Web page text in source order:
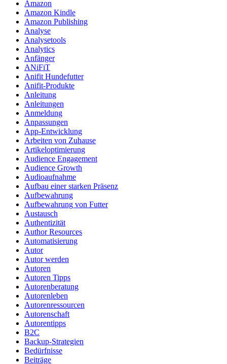
Amazon
Amazon Kindle
Amazon Publishing
Analyse
Analysetools
Analytics
Anfänger
ANiFiT
Anifit Hundefutter
Anifit-Produkte
Anleitung
Anleitungen
Anmeldung
Anpassungen
App-Entwicklung
Arbeiten von Zuhause
Artikeloptimierung
Audience Engagement
Audience Growth
Audioaufnahme
Aufbau einer starken Präsenz
Aufbewahrung
Aufbewahrung von Futter
Austausch
Authentizität
Author Resources
Automatisierung
Autor
Autor werden
Autoren
Autoren Tipps
Autorenberatung
Autorenleben
Autorenressourcen
Autorenschaft
Autorentipps
B2C
Backup-Strategien
Bedürfnisse
Beiträge